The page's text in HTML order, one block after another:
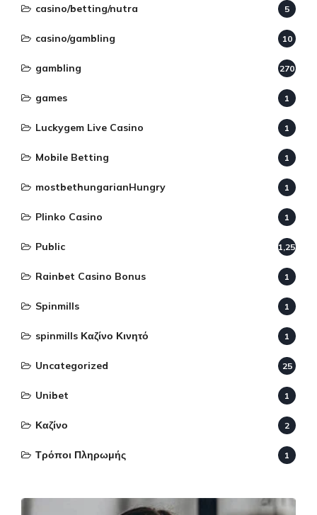
casino/betting/nutra 5
casino/gambling 10
gambling 270
games 1
Luckygem Live Casino 1
Mobile Betting 1
mostbethungarianHungry 1
Plinko Casino 1
Public 1,255
Rainbet Casino Bonus 1
Spinmills 1
spinmills Καζίνο Κινητό 1
Uncategorized 25
Unibet 1
Καζίνο 2
Τρόποι Πληρωμής 1